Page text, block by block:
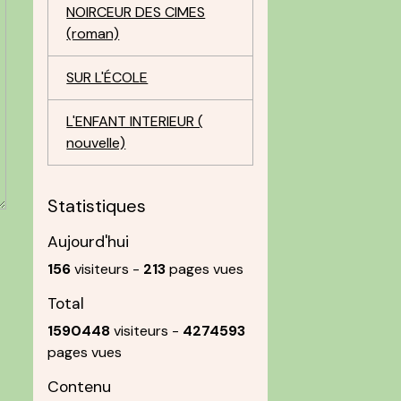
NOIRCEUR DES CIMES
(roman)
SUR L'ÉCOLE
L'ENFANT INTERIEUR (
nouvelle)
Statistiques
Aujourd'hui
156visiteurs - 213pages vues
Total
1590448visiteurs - 4274593
pages vues
Contenu